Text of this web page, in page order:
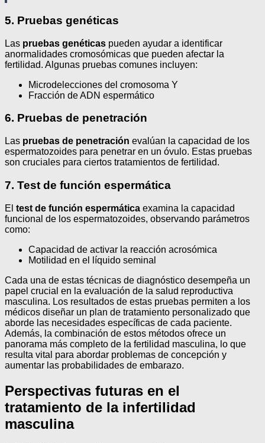
5. Pruebas genéticas
Las pruebas genéticas pueden ayudar a identificar
anormalidades cromosómicas que pueden afectar la
fertilidad. Algunas pruebas comunes incluyen:
Microdelecciones del cromosoma Y
Fracción de ADN espermático
6. Pruebas de penetración
Las pruebas de penetración evalúan la capacidad de los
espermatozoides para penetrar en un óvulo. Estas pruebas
son cruciales para ciertos tratamientos de fertilidad.
7. Test de función espermática
El test de función espermática examina la capacidad
funcional de los espermatozoides, observando parámetros
como:
Capacidad de activar la reacción acrosómica
Motilidad en el líquido seminal
Cada una de estas técnicas de diagnóstico desempeña un
papel crucial en la evaluación de la salud reproductiva
masculina. Los resultados de estas pruebas permiten a los
médicos diseñar un plan de tratamiento personalizado que
aborde las necesidades específicas de cada paciente.
Además, la combinación de estos métodos ofrece un
panorama más completo de la fertilidad masculina, lo que
resulta vital para abordar problemas de concepción y
aumentar las probabilidades de embarazo.
Perspectivas futuras en el
tratamiento de la infertilidad
masculina